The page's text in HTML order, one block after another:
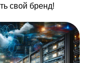
свой бренд!